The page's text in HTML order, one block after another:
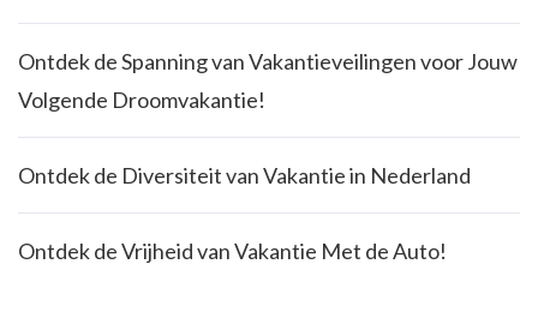
Ontdek de Spanning van Vakantieveilingen voor Jouw
Volgende Droomvakantie!
Ontdek de Diversiteit van Vakantie in Nederland
Ontdek de Vrijheid van Vakantie Met de Auto!